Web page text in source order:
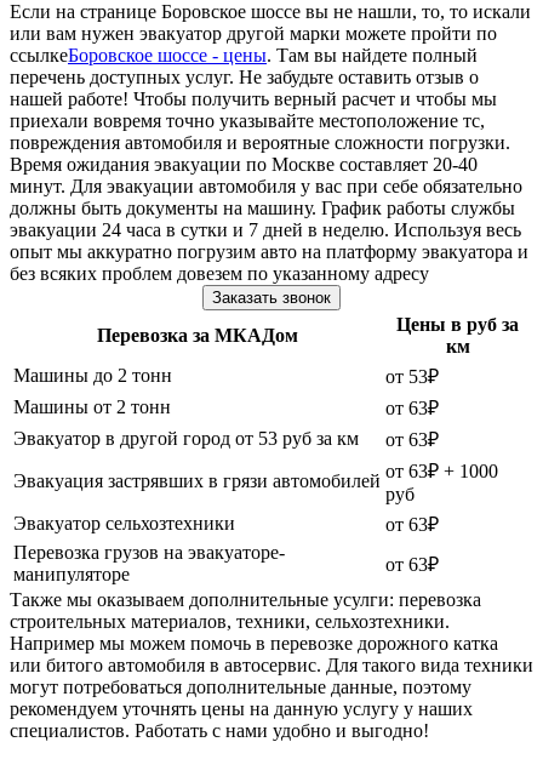
Если на странице Боровское шоссе вы не нашли, то, то искали
или вам нужен эвакуатор другой марки можете пройти по
ссылкеБоровское шоссе - цены. Там вы найдете полный
перечень доступных услуг. Не забудьте оставить отзыв о
нашей работе! Чтобы получить верный расчет и чтобы мы
приехали вовремя точно указывайте местоположение тс,
повреждения автомобиля и вероятные сложности погрузки.
Время ожидания эвакуации по Москве составляет 20-40
минут. Для эвакуации автомобиля у вас при себе обязательно
должны быть документы на машину. График работы службы
эвакуации 24 часа в сутки и 7 дней в неделю. Используя весь
опыт мы аккуратно погрузим авто на платформу эвакуатора и
без всяких проблем довезем по указанному адресу
Заказать звонок
Перевозка за МКАДом
Цены в руб за
км
Машины до 2 тонн
от 53₽
Машины от 2 тонн
от 63₽
Эвакуатор в другой город от 53 руб за км
от 63₽
Эвакуация застрявших в грязи автомобилей от 63₽ + 1000
руб
Эвакуатор сельхозтехники
от 63₽
Перевозка грузов на эвакуаторе-
манипуляторе
от 63₽
Также мы оказываем дополнительные усулги: перевозка
строительных материалов, техники, сельхозтехники.
Например мы можем помочь в перевозке дорожного катка
или битого автомобиля в автосервис. Для такого вида техники
могут потребоваться дополнительные данные, поэтому
рекомендуем уточнять цены на данную услугу у наших
специалистов. Работать с нами удобно и выгодно!